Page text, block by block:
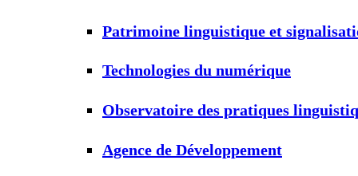
Patrimoine linguistique et
Technologies du numérique
Observatoire des pratiques
Agence de Développement